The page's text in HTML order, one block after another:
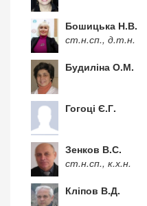
Бошицька Н.В.
ст.н.сп., д.т.н.
Будиліна О.М.
Гогоці Є.Г.
Зенков В.С.
ст.н.сп., к.х.н.
Кліпов В.Д.